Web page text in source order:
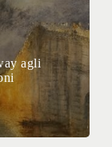
agli